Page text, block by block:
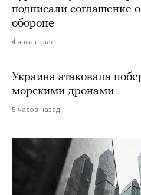
подписали соглашение
обороне
4 часа назад
Украина атаковала
морскими дронами
5 часов назад